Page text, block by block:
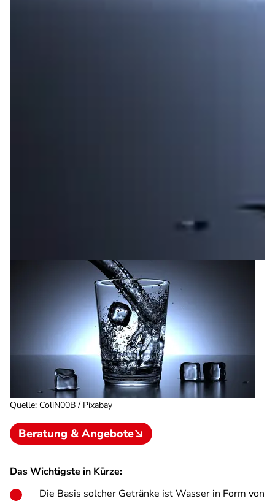
Quelle: ColiN00B / Pixabay
Beratung & Angebote
Das Wichtigste in Kürze:
Die Basis solcher Getränke ist Wasser in Form von